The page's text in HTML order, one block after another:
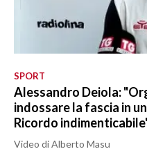
SPORT
Alessandro Deiola:
indossare la fascia in
Ricordo
Video di Alberto Masu